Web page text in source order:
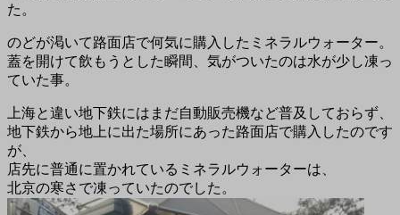
た。
のどが渇いて路面店で何気に購入したミネラルウォーター。
蓋を開けて飲もうとした瞬間、気がついたのは水が少し凍っ
ていた事。
上海と違い地下鉄にはまだ自動販売機など普及しておらず、
地下鉄から地上に出た場所にあった路面店で購入したのです
が、
店先に普通に置かれているミネラルウォーターは、
北京の寒さで凍っていたのでした。